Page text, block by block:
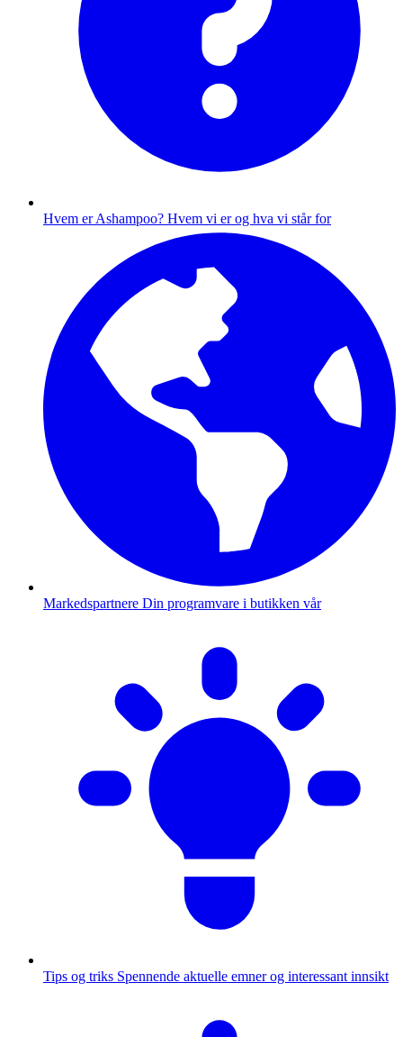
Hvem er Ashampoo? Hvem vi er og hva vi står for
Markedspartnere Din programvare i butikken vår
Tips og triks Spennende aktuelle emner og interessant innsikt